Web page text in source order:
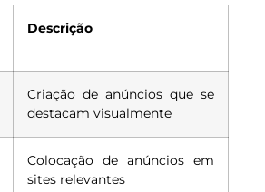
Descrição
Criação de anúncios que se
destacam visualmente
Colocação de anúncios em
sites relevantes